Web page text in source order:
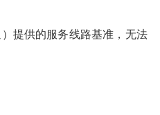
提供的服务线路基准，无法